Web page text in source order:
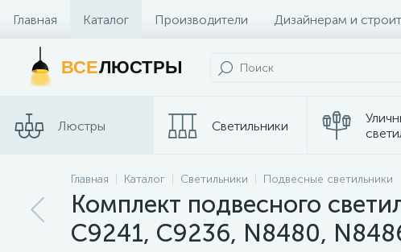
Главная Каталог Производители Дизайнерам и
Контакты и Магазины
ВСЕЛЮСТРЫ
Люстры Светильники
Споты Трековые системы
Главная Каталог Светильники Подвесные светильники
Комплект подвесного
C9241, C9236, N8480,